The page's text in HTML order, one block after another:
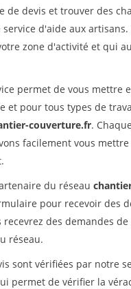
de devis et trouver des
d'aide aux
zone d'activité et qui
permet de vous mettre
et pour tous types de
couverture.fr.
facilement vous
du réseau
pour recevoir des
recevrez des demandes
réseau.
sont vérifiées par notre
permet de vérifier la